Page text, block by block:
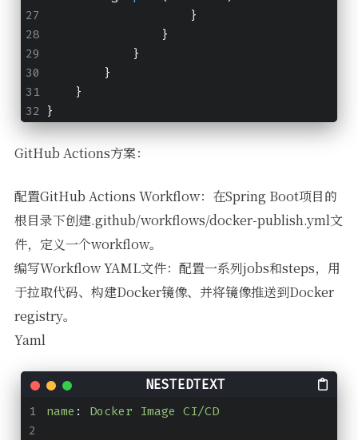
                    }
                }
            }
        }
    }
}
GitHub Actions方案：
配置GitHub Actions Workflow：在Spring Boot项目的
根目录下创建.github/workflows/docker-publish.yml文
件，定义一个workflow。
编写Workflow YAML文件：配置一系列jobs和steps，用
于拉取代码、构建Docker镜像、并将镜像推送到Docker
registry。
Yaml
name : Docker Image CI/CD